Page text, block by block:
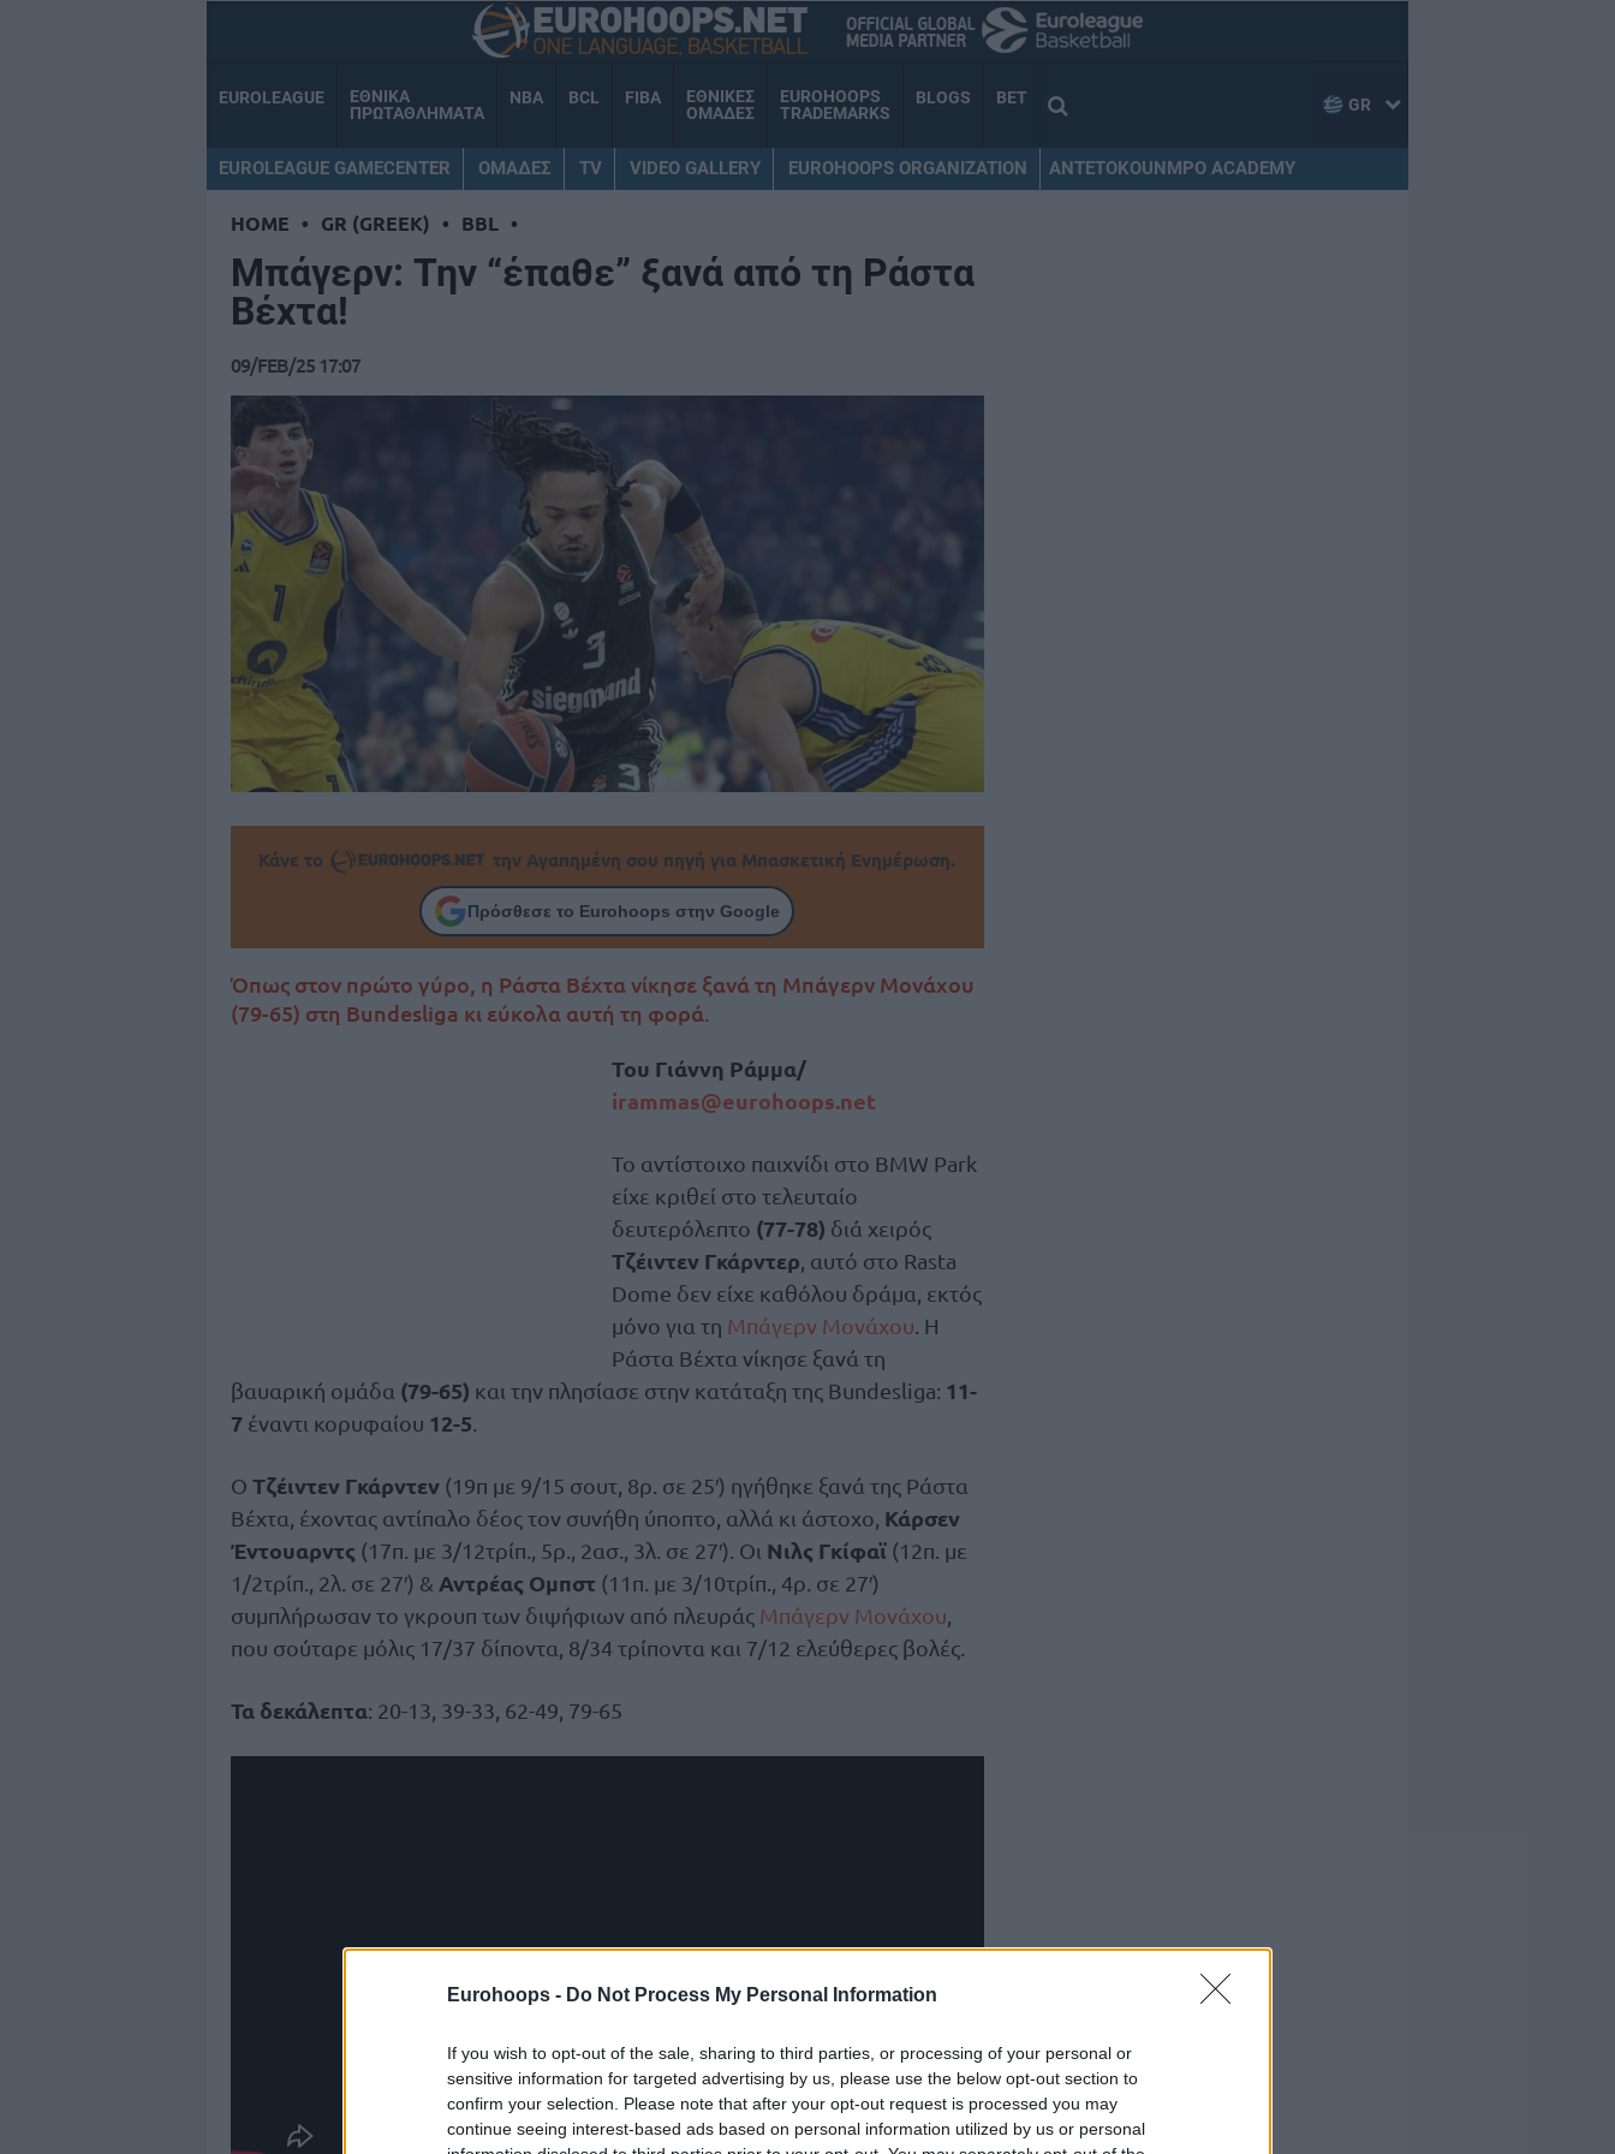
Eurohoops - Do Not Process My Personal Information
If you wish to opt-out of the sale, sharing to third parties, or processing of your personal or
sensitive information for targeted advertising by us, please use the below opt-out section to
confirm your selection. Please note that after your opt-out request is processed you may
continue seeing interest-based ads based on personal information utilized by us or personal
EUROLEAGUE
ΕΘΝΙΚΑ
ΠΡΩΤΑΘΛΗΜΑΤΑ
NBA BCL FIBA
ΕΘΝΙΚΕΣ
ΟΜΑΔΕΣ
EUROHOOPS
TRADEMARKS
BLOGS BET GR
EUROLEAGUE GAMECENTER ΟΜΑΔΕΣ TV VIDEO GALLERY EUROHOOPS ORGANIZATION ANTETOKOUNMPO ACADEMY
HOME • GR (GREEK) • BBL •
Μπάγερν: Την “έπαθε” ξανά από τη Ράστα
Βέχτα!
09/FEB/25 17:07
Κάνε το την Αγαπημένη σου πηγή για Μπασκετική Ενημέρωση.
Πρόσθεσε το Eurohoops στην Google
Όπως στον πρώτο γύρο, η Ράστα Βέχτα νίκησε ξανά τη Μπάγερν Μονάχου
(79-65) στη Bundesliga κι εύκολα αυτή τη φορά.
Του Γιάννη Ράμμα/
irammas@eurohoops.net
Το αντίστοιχο παιχνίδι στο BMW Park
είχε κριθεί στο τελευταίο
δευτερόλεπτο (77-78) διά χειρός
Τζέιντεν Γκάρντερ , αυτό στο Rasta
Dome δεν είχε καθόλου δράμα, εκτός
μόνο για τη Μπάγερν Μονάχου . Η
Ράστα Βέχτα νίκησε ξανά τη
βαυαρική ομάδα (79-65) και την πλησίασε στην κατάταξη της Bundesliga: 11-
7 έναντι κορυφαίου 12-5
Ο Τζέιντεν Γκάρντεν (19π με 9/15 σουτ, 8ρ. σε 25′) ηγήθηκε ξανά της Ράστα
Βέχτα, έχοντας αντίπαλο δέος τον συνήθη ύποπτο, αλλά κι άστοχο, Κάρσεν
Έντουαρντς (17π. με 3/12τρίπ., 5ρ., 2ασ., 3λ. σε 27′). Οι Νιλς Γκίφαϊ (12π. με
1/2τρίπ., 2λ. σε 27′) & Αντρέας Ομπστ (11π. με 3/10τρίπ., 4ρ. σε 27′)
συμπλήρωσαν το γκρουπ των διψήφιων από πλευράς Μπάγερν Μονάχου
που σούταρε μόλις 17/37 δίποντα, 8/34 τρίποντα και 7/12 ελεύθερες βολές.
Τα δεκάλεπτα: 20-13, 39-33, 62-49, 79-65